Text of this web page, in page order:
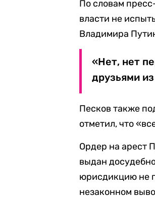
По словам
власти не
Владимира
«Нет, нет
друзьями
Песков также
отметил, что
Ордер на арест
выдан
юрисдикцию не
незаконном